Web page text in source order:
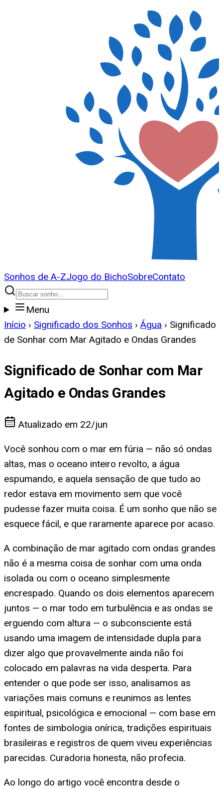
Sonhos de A-ZJogo do BichoSobreContato
Menu
Início › Significado dos Sonhos › Água › Significado
de Sonhar com Mar Agitado e Ondas Grandes
Significado de Sonhar com Mar
Agitado e Ondas Grandes
Atualizado em 22/jun
Você sonhou com o mar em fúria — não só ondas
altas, mas o oceano inteiro revolto, a água
espumando, e aquela sensação de que tudo ao
redor estava em movimento sem que você
pudesse fazer muita coisa. É um sonho que não se
esquece fácil, e que raramente aparece por acaso.
A combinação de mar agitado com ondas grandes
não é a mesma coisa de sonhar com uma onda
isolada ou com o oceano simplesmente
encrespado. Quando os dois elementos aparecem
juntos — o mar todo em turbulência e as ondas se
erguendo com altura — o subconsciente está
usando uma imagem de intensidade dupla para
dizer algo que provavelmente ainda não foi
colocado em palavras na vida desperta. Para
entender o que pode ser isso, analisamos as
variações mais comuns e reunimos as lentes
espiritual, psicológica e emocional — com base em
fontes de simbologia onírica, tradições espirituais
brasileiras e registros de quem viveu experiências
parecidas. Curadoria honesta, não profecia.
Ao longo do artigo você encontra desde o